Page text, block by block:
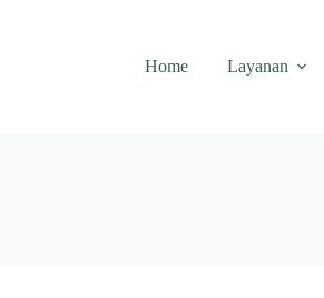
Home
Layanan